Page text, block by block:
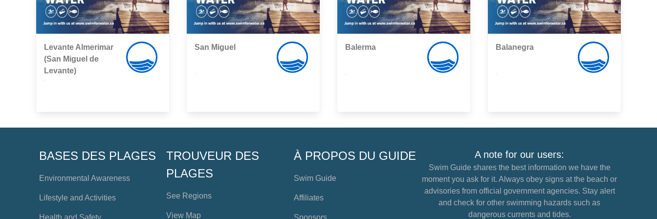
Levante Almerimar
(San Miguel de
Levante)
San Miguel Balerma Balanegra
BASES DES PLAGES
Environmental Awareness
Lifestyle and Activities
Health and Safety
TROUVEUR DES
PLAGES
See Regions
View Map
À PROPOS DU GUIDE
Swim Guide
Affiliates
Sponsors
A note for our users:
Swim Guide shares the best information we have the
moment you ask for it. Always obey signs at the beach or
advisories from official government agencies. Stay alert
and check for other swimming hazards such as
dangerous currents and tides.